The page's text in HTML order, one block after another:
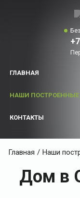
ГЛАВНАЯ
НАШИ
КОНТАКТЫ
Главная / Наши
Дом в